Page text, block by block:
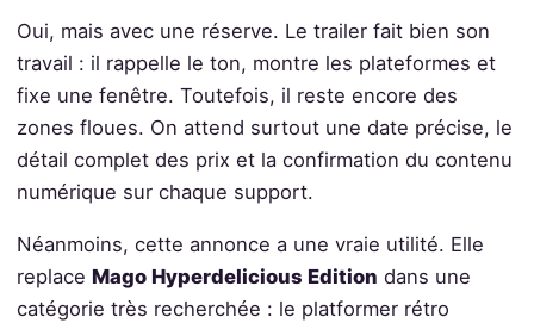
Oui, mais avec une réserve. Le trailer fait bien son
travail : il rappelle le ton, montre les plateformes et
fixe une fenêtre. Toutefois, il reste encore des
zones floues. On attend surtout une date précise, le
détail complet des prix et la confirmation du contenu
numérique sur chaque support.
Néanmoins, cette annonce a une vraie utilité. Elle
replace Mago Hyperdelicious Edition dans une
catégorie très recherchée : le platformer rétro